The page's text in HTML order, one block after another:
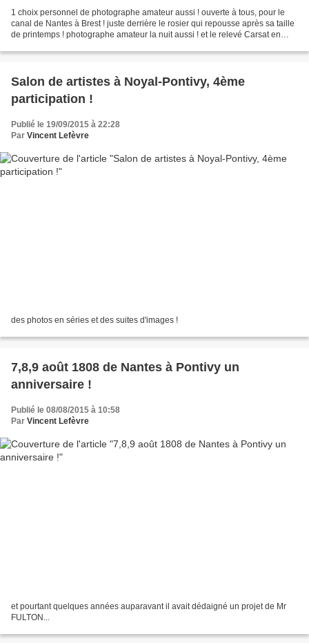
1 choix personnel de photographe amateur aussi ! ouverte à tous, pour le
canal de Nantes à Brest ! juste derrière le rosier qui repousse après sa taille
de printemps ! photographe amateur la nuit aussi ! et le relevé Carsat en
Salon de artistes à Noyal-Pontivy, 4ème
participation !
Publié le 19/09/2015 à 22:28
Par Vincent Lefèvre
des photos en séries et des suites d'images !
7,8,9 août 1808 de Nantes à Pontivy un
anniversaire !
Publié le 08/08/2015 à 10:58
Par Vincent Lefèvre
et pourtant quelques années auparavant il avait dédaigné un projet de Mr
FULTON...